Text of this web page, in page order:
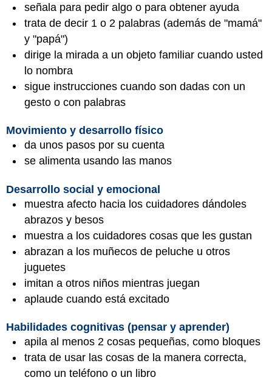
señala para pedir algo o para obtener ayuda
trata de decir 1 o 2 palabras (además de "mamá"
y "papá")
dirige la mirada a un objeto familiar cuando usted
lo nombra
sigue instrucciones cuando son dadas con un
gesto o con palabras
Movimiento y desarrollo físico
da unos pasos por su cuenta
se alimenta usando las manos
Desarrollo social y emocional
muestra afecto hacia los cuidadores dándoles
abrazos y besos
muestra a los cuidadores cosas que les gustan
abrazan a los muñecos de peluche u otros
juguetes
imitan a otros niños mientras juegan
aplaude cuando está excitado
Habilidades cognitivas (pensar y aprender)
apila al menos 2 cosas pequeñas, como bloques
trata de usar las cosas de la manera correcta,
como un teléfono o un libro